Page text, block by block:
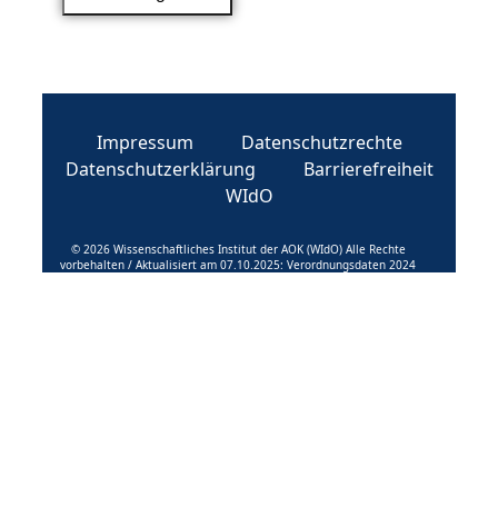
Impressum
Datenschutzrechte
Datenschutzerklärung
Barrierefreiheit
WIdO
© 2026 Wissenschaftliches Institut der AOK (WIdO) Alle Rechte
vorbehalten / Aktualisiert am 07.10.2025: Verordnungsdaten 2024